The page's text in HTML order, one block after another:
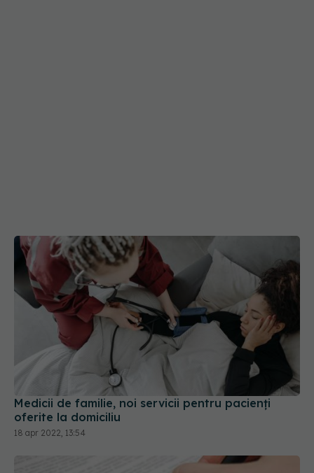
Medicii de familie, noi servicii pentru pacienți
oferite la domiciliu